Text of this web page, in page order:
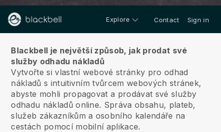
Explore Contact Sign in
Blackbell je největší způsob, jak prodat své
služby odhadu nákladů
Vytvořte si vlastní webové stránky pro odhad
nákladů s intuitivním tvůrcem webových stránek,
abyste mohli propagovat a prodávat své služby
odhadu nákladů online. Správa obsahu, plateb,
služeb zákazníkům a osobního kalendáře na
cestách pomocí mobilní aplikace.